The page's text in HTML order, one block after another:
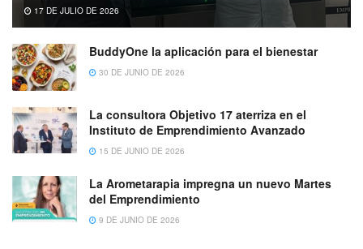
17 DE JULIO DE 2026
BuddyOne la aplicación para el bienestar
30 DE JUNIO DE 2026
La consultora Objetivo 17 aterriza en el
Instituto de Emprendimiento Avanzado
15 DE JUNIO DE 2026
La Arometarapia impregna un nuevo Martes
del Emprendimiento
9 DE JUNIO DE 2026